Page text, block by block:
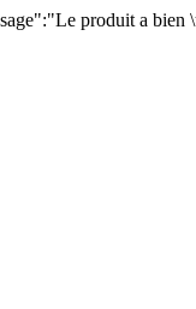
produit a bien